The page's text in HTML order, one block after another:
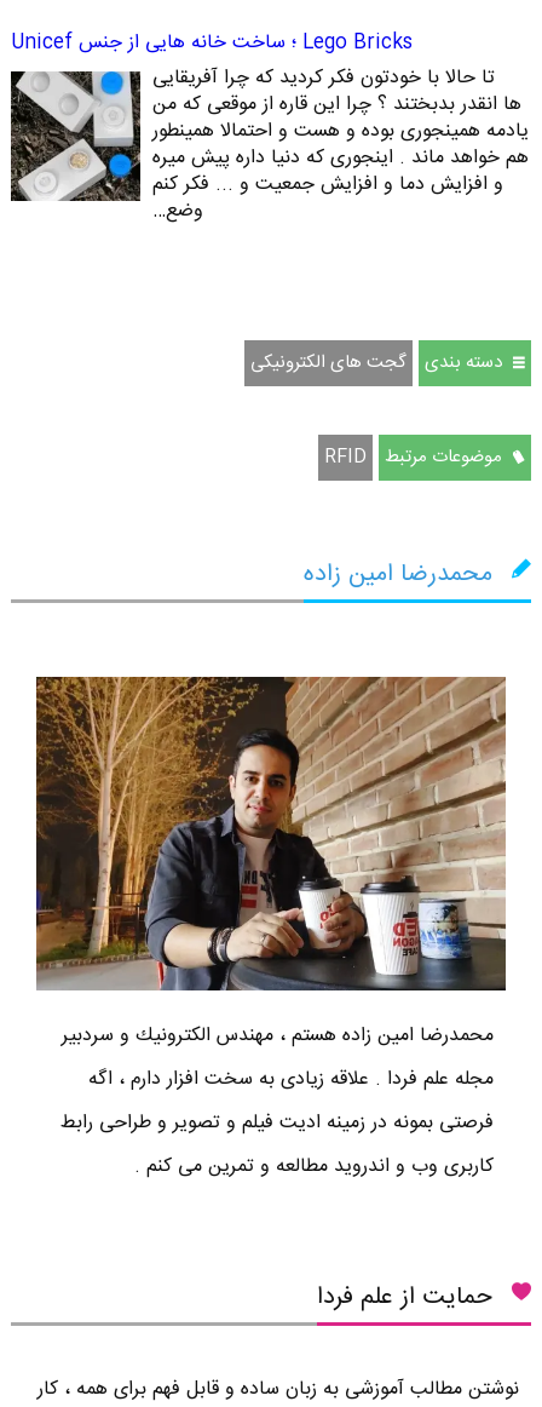
Lego Bricks ؛ ساخت خانه هایی از جنس Unicef
تا حالا با خودتون فکر کردید که چرا آفریقایی
ها انقدر بدبختند ؟ چرا این قاره از موقعی که من
یادمه همینجوری بوده و هست و احتمالا همینطور
هم خواهد ماند . اینجوری که دنیا داره پیش میره
و افزایش دما و افزایش جمعیت و ... فکر کنم
وضع…
دسته بندی گجت های الکترونیکی
موضوعات مرتبط RFID
محمدرضا امین زاده
محمدرضا امين زاده هستم ، مهندس الكترونيك و سردبير
مجله علم فردا . علاقه زیادی به سخت افزار دارم ، اگه
فرصتی بمونه در زمینه ادیت فیلم و تصویر و طراحی رابط
کاربری وب و اندروید مطالعه و تمرین می کنم .
حمایت از علم فردا
نوشتن مطالب آموزشی به زبان ساده و قابل فهم برای همه ، کار